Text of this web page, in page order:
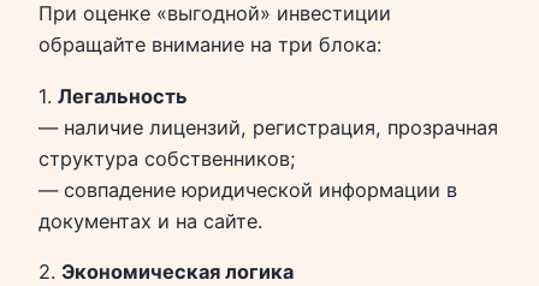
При оценке «выгодной» инвестиции
обращайте внимание на три блока:
1. Легальность
— наличие лицензий, регистрация, прозрачная
структура собственников;
— совпадение юридической информации в
документах и на сайте.
2. Экономическая логика